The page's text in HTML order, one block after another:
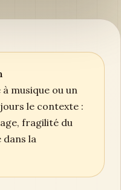
musique ou un
le contexte :
fragilité du
dans la